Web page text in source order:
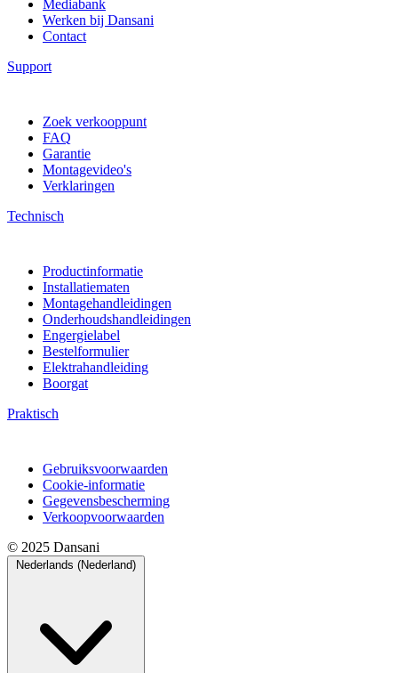
Mediabank
Werken bij Dansani
Contact
Support
Zoek verkooppunt
FAQ
Garantie
Montagevideo's
Verklaringen
Technisch
Productinformatie
Installatiematen
Montagehandleidingen
Onderhoudshandleidingen
Engergielabel
Bestelformulier
Elektrahandleiding
Boorgat
Praktisch
Gebruiksvoorwaarden
Cookie-informatie
Gegevensbescherming
Verkoopvoorwaarden
© 2025 Dansani
Nederlands (Nederland)